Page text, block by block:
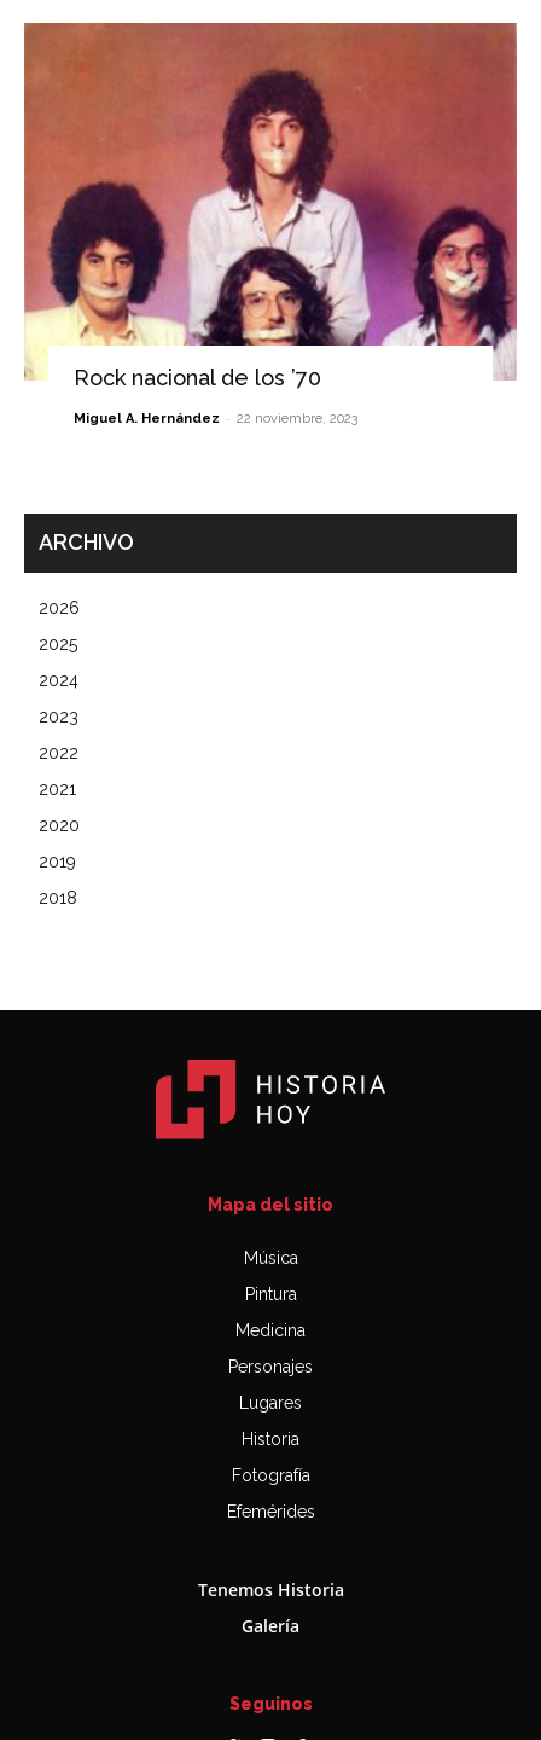
Rock nacional de los ’70
Miguel A. Hernández - 22 noviembre, 2023
ARCHIVO
2026
2025
2024
2023
2022
2021
2020
2019
2018
Mapa del sitio
Música
Pintura
Medicina
Personajes
Lugares
Historia
Fotografía
Efemérides
Tenemos Historia
Galería
Seguinos